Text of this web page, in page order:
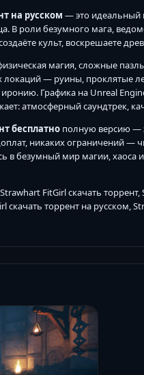
на русском — это идеальный
В роли безумного мага,
культ, воскрешаете
магия, сложные
— руины, проклятые
Графика на Unreal
атмосферный саундтрек,
бесплатно полную версию —
никаких ограничений —
в безумный мир магии, хаоса
FitGirl скачать
скачать торрент на русском,